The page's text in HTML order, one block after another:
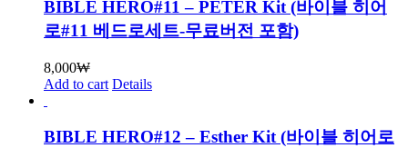
BIBLE HERO#11 – PETER Kit (바이블 히어
로#11 베드로세트-무료버전 포함)
8,000₩
Add to cart Details
BIBLE HERO#12 – Esther Kit (바이블 히어로